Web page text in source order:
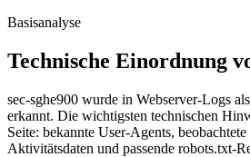
Basisanalyse
Technische Einordnung
sec-sghe900 wurde in Webserver-Logs
erkannt. Die wichtigsten technischen
Seite: bekannte User-Agents,
Aktivitätsdaten und passende robots.txt-